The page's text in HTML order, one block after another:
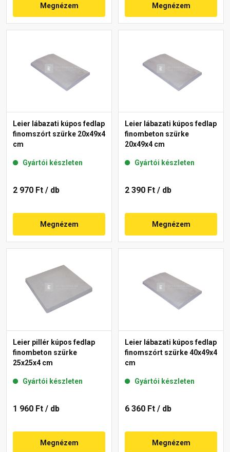
Megnézem Megnézem
Leier lábazati kúpos fedlap
finomszórt szürke 20x49x4
cm
Gyártói készleten
2 970 Ft / db
Megnézem
Leier lábazati kúpos fedlap
finombeton szürke
20x49x4 cm
Gyártói készleten
2 390 Ft / db
Megnézem
Leier pillér kúpos fedlap
finombeton szürke
25x25x4 cm
Gyártói készleten
1 960 Ft / db
Megnézem
Leier lábazati kúpos fedlap
finomszórt szürke 40x49x4
cm
Gyártói készleten
6 360 Ft / db
Megnézem